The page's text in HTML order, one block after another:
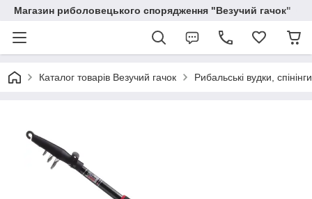
Магазин риболовецького спорядження "Везучий гачок"
Каталог товарів Везучий гачок Рибальські вудки,